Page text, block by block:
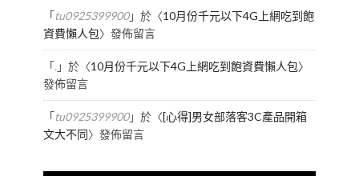
「tu0925399900」於〈10月份千元以下4G上網吃到飽
資費懶人包〉發佈留言
「.」於〈10月份千元以下4G上網吃到飽資費懶人包〉
發佈留言
「tu0925399900」於〈[心得]男女部落客3C產品開箱
文大不同〉發佈留言